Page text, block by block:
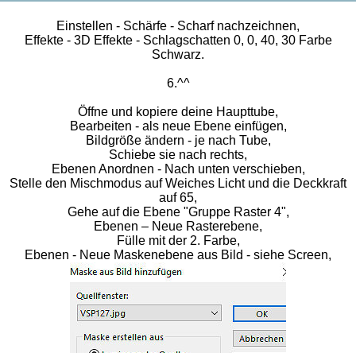
Einstellen - Schärfe - Scharf nachzeichnen,
Effekte - 3D Effekte - Schlagschatten 0, 0, 40, 30 Farbe
Schwarz.
6.^^
Öffne und kopiere deine Haupttube,
Bearbeiten - als neue Ebene einfügen,
Bildgröße ändern - je nach Tube,
Schiebe sie nach rechts,
Ebenen Anordnen - Nach unten verschieben,
Stelle den Mischmodus auf Weiches Licht und die Deckkraft
auf 65,
Gehe auf die Ebene "Gruppe Raster 4",
Ebenen – Neue Rasterebene,
Fülle mit der 2. Farbe,
Ebenen - Neue Maskenebene aus Bild - siehe Screen,